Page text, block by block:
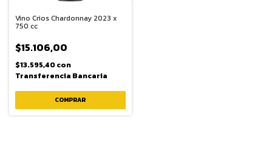
Vino Crios Chardonnay 2023 x
750 cc
$15.106,00
$13.595,40con
Transferencia Bancaria